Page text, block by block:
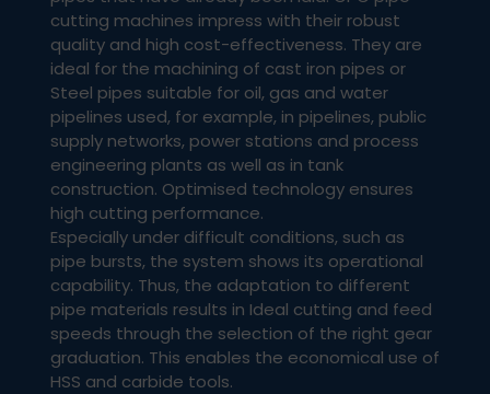
cutting machines impress with their robust
quality and high cost-effectiveness. They are
ideal for the machining of cast iron pipes or
Steel pipes suitable for oil, gas and water
pipelines used, for example, in pipelines, public
supply networks, power stations and process
engineering plants as well as in tank
construction. Optimised technology ensures
high cutting performance.
Especially under difficult conditions, such as
pipe bursts, the system shows its operational
capability. Thus, the adaptation to different
pipe materials results in Ideal cutting and feed
speeds through the selection of the right gear
graduation. This enables the economical use of
HSS and carbide tools.